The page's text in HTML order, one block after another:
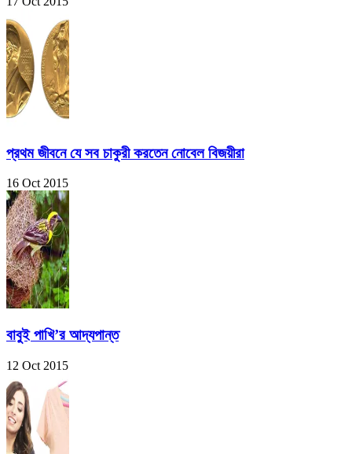
প্রথম জীবনে যে সব চাকুরী করতেন নোবেল বিজয়ীরা
16 Oct 2015
বাবুই পাখি’র আদ্যপান্ত
12 Oct 2015